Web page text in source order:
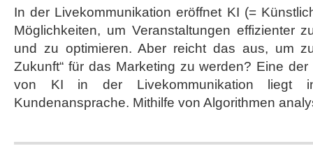
zum
Maschinenraum
Zukunft
für
das
Marketing?
In der Livekommunikation eröffnet KI (=
Möglichkeiten, um Veranstaltungen effizienter
und zu optimieren. Aber reicht das aus, um
Zukunft“ für das Marketing zu werden? Eine
von KI in der Livekommunikation liegt
Kundenansprache. Mithilfe von Algorithmen